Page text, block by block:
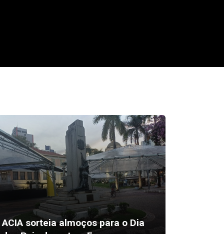
ACIA sorteia almoços para o Dia